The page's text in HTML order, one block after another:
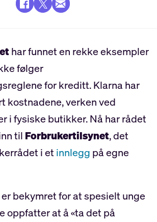
har funnet en rekke eksempler
følger
for kreditt. Klarna har
kostnadene, verken ved
i fysiske butikker. Nå har rådet
til Forbrukertilsynet, det
i etinnlegg på egne
bekymret for at spesielt unge
oppfatter at å «ta det på